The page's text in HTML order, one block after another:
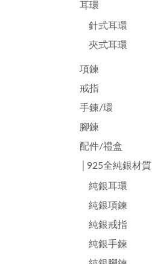
耳環
針式耳環
夾式耳環
項鍊
戒指
手鍊/環
腳鍊
配件/禮盒
│925全純銀材質
純銀耳環
純銀項鍊
純銀戒指
純銀手鍊